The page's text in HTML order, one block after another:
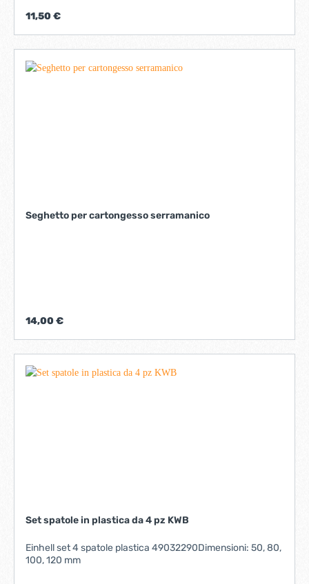
tagli con perforazione modello: impugnatura bicomponente
11,50 €
Seghetto per cartongesso serramanico
14,00 €
Set spatole in plastica da 4 pz KWB
Einhell set 4 spatole plastica 49032290Dimensioni: 50, 80,